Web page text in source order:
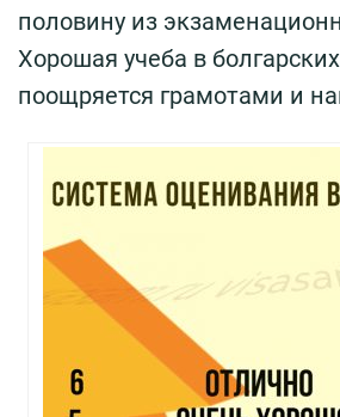
половину из
Хорошая учеба в
поощряется грамотами и